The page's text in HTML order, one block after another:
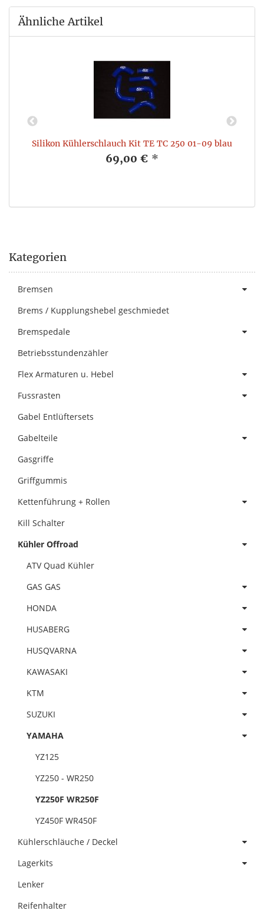
Ähnliche Artikel
Silikon Kühlerschlauch Kit TE TC 250 01-09 blau
69,00 € *
Kategorien
Bremsen
Brems / Kupplungshebel geschmiedet
Bremspedale
Betriebsstundenzähler
Flex Armaturen u. Hebel
Fussrasten
Gabel Entlüftersets
Gabelteile
Gasgriffe
Griffgummis
Kettenführung + Rollen
Kill Schalter
Kühler Offroad
ATV Quad Kühler
GAS GAS
HONDA
HUSABERG
HUSQVARNA
KAWASAKI
KTM
SUZUKI
YAMAHA
YZ125
YZ250 - WR250
YZ250F WR250F
YZ450F WR450F
Kühlerschläuche / Deckel
Lagerkits
Lenker
Reifenhalter